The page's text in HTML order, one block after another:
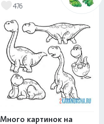
476
Много картинок на